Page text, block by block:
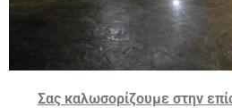
Σας καλωσορίζουμε στην